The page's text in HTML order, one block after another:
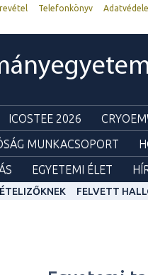
Telefonkönyv
ICOSTEE 2026
MUNKACSOPORT
EGYETEMI ÉLET
FELVETT